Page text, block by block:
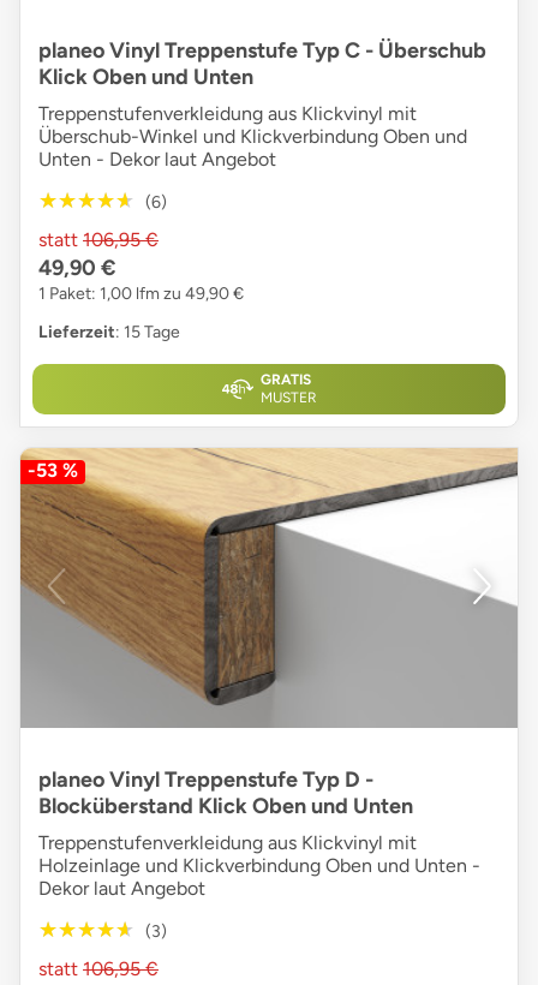
planeo Vinyl Treppenstufe Typ C - Überschub
Klick Oben und Unten
Treppenstufenverkleidung aus Klickvinyl mit
Überschub-Winkel und Klickverbindung Oben und
Unten - Dekor laut Angebot
★★★★★
★★★★★ (6)
statt 106,95 €
49,90 €
1 Paket: 1,00 lfm zu 49,90 €
Lieferzeit: 15 Tage
GRATIS
MUSTER
-53 %
planeo Vinyl Treppenstufe Typ D -
Blocküberstand Klick Oben und Unten
Treppenstufenverkleidung aus Klickvinyl mit
Holzeinlage und Klickverbindung Oben und Unten -
Dekor laut Angebot
★★★★★
★★★★★ (3)
statt 106,95 €